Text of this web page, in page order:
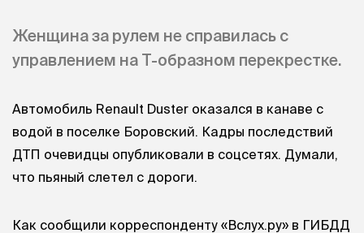
Женщина за рулем не справилась с
управлением на Т-образном перекрестке.
Автомобиль Renault Duster оказался в канаве с
водой в поселке Боровский. Кадры последствий
ДТП очевидцы опубликовали в соцсетях. Думали,
что пьяный слетел с дороги.
Как сообщили корреспонденту «Вслух.ру» в ГИБДД